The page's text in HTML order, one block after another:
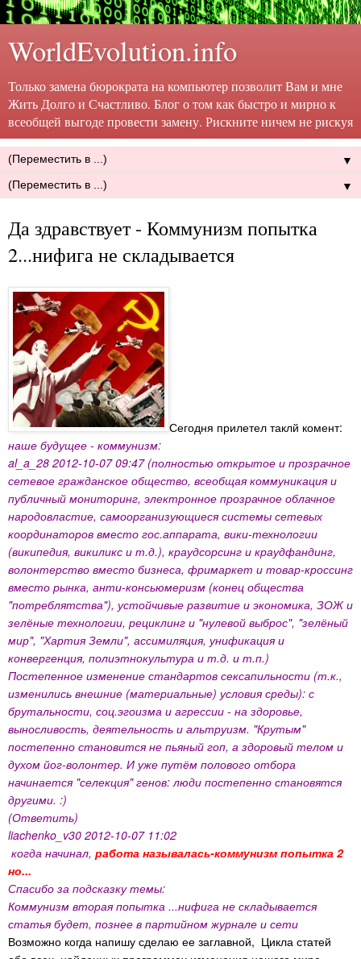
WorldEvolution.info
Только замена бюрократа на компьютер позволит Вам и мне
Жить Долго и Счастливо. Блог о том как быстро и мирно к
всеобщей выгоде провести замену. Рискните ничем не рискуя
▼
▼
Да здравствует - Коммунизм попытка
2...нифига не складывается
Сегодня прилетел таклй комент:
наше будущее - коммунизм:
al_a_28 2012-10-07 09:47 (полностью открытое и прозрачное
сетевое гражданское общество, всеобщая коммуникация и
публичный мониторинг, электронное прозрачное облачное
народовластие, самоорганизующиеся системы сетевых
координаторов вместо гос.аппарата, вики-технологии
(википедия, викиликс и т.д.), краудсорсинг и краудфандинг,
волонтерство вместо бизнеса, фримаркет и товар-кроссинг
вместо рынка, анти-консьюмеризм (конец общества
"потреблятства"), устойчивые развитие и экономика, ЗОЖ и
зелёные технологии, рециклинг и "нулевой выброс", "зелёный
мир", "Хартия Земли", ассимиляция, унификация и
конвергенция, полиэтнокультура и т.д. и т.п.)
Постепенное изменение стандартов сексапильности (т.к.,
изменились внешние (материальные) условия среды): с
брутальности, соц.эгоизма и агрессии - на здоровье,
выносливость, деятельность и альтруизм. "Крутым"
постепенно становится не пьяный гоп, а здоровый телом и
духом йог-волонтер. И уже путём полового отбора
начинается "селекция" генов: люди постепенно становятся
другими. :)
(Ответить)
liachenko_v30 2012-10-07 11:02
когда начинал, работа называлась-коммунизм попытка 2
но...
Спасибо за подсказку темы:
Коммунизм вторая попытка ...нифига не складывается
статья будет, познее в партийном журнале и сети
Возможно когда напишу сделаю ее заглавной, Цикла статей